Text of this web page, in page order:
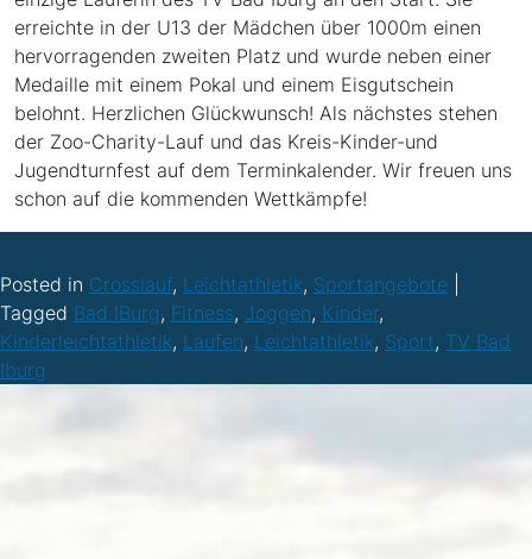
erreichte in der U13 der Mädchen über 1000m einen
hervorragenden zweiten Platz und wurde neben einer
Medaille mit einem Pokal und einem Eisgutschein
belohnt. Herzlichen Glückwunsch! Als nächstes stehen
der Zoo-Charity-Lauf und das Kreis-Kinder-und
Jugendturnfest auf dem Terminkalender. Wir freuen uns
schon auf die kommenden Wettkämpfe!
Posted in Crosslauf, Leichtathletik, Sportangebote
Tagged Bad IBurg, Fitness, Joggen, Kinder,
Kinderleichtathletik, Laufen, Leichtathletik, Sport, TV Bad
Iburg